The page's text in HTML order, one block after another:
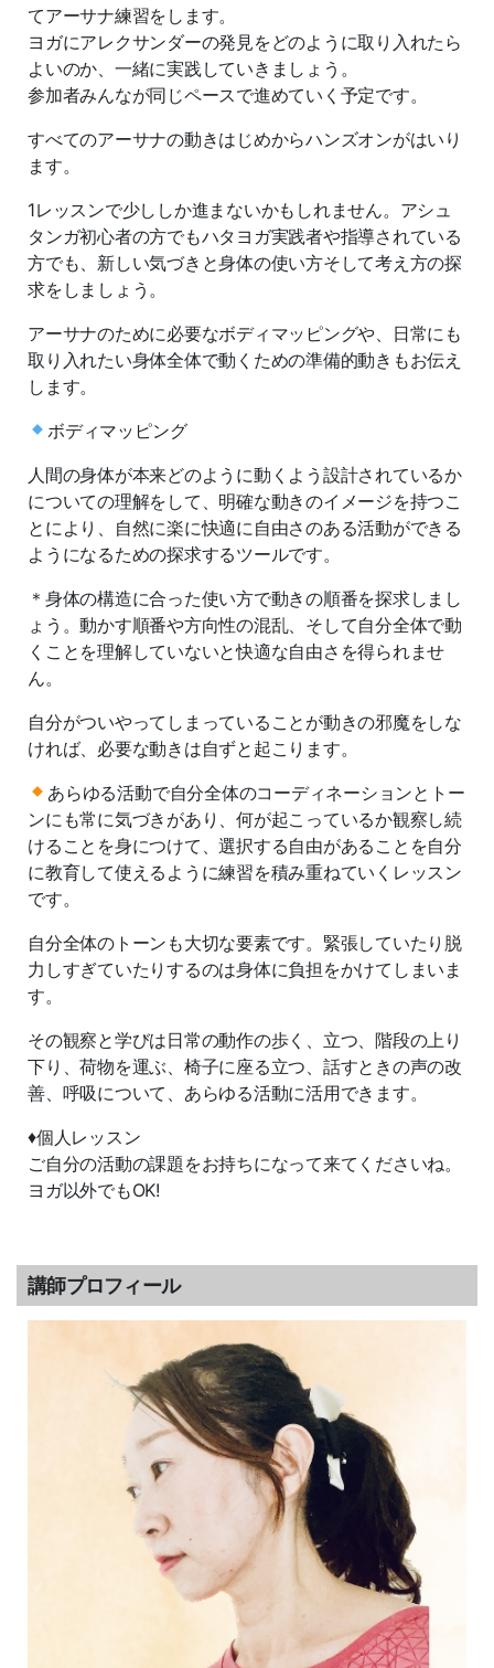
てアーサナ練習をします。
ヨガにアレクサンダーの発見をどのように取り入れたら
よいのか、一緒に実践していきましょう。
参加者みんなが同じペースで進めていく予定です。
すべてのアーサナの動きはじめからハンズオンがはいり
ます。
1レッスンで少ししか進まないかもしれません。アシュ
タンガ初心者の方でもハタヨガ実践者や指導されている
方でも、新しい気づきと身体の使い方そして考え方の探
求をしましょう。
アーサナのために必要なボディマッピングや、日常にも
取り入れたい身体全体で動くための準備的動きもお伝え
します。
ボディマッピング
人間の身体が本来どのように動くよう設計されているか
についての理解をして、明確な動きのイメージを持つこ
とにより、自然に楽に快適に自由さのある活動ができる
ようになるための探求するツールです。
＊身体の構造に合った使い方で動きの順番を探求しまし
ょう。動かす順番や方向性の混乱、そして自分全体で動
くことを理解していないと快適な自由さを得られませ
ん。
自分がついやってしまっていることが動きの邪魔をしな
ければ、必要な動きは自ずと起こります。
あらゆる活動で自分全体のコーディネーションとトー
ンにも常に気づきがあり、何が起こっているか観察し続
けることを身につけて、選択する自由があることを自分
に教育して使えるように練習を積み重ねていくレッスン
です。
自分全体のトーンも大切な要素です。緊張していたり脱
力しすぎていたりするのは身体に負担をかけてしまいま
す。
その観察と学びは日常の動作の歩く、立つ、階段の上り
下り、荷物を運ぶ、椅子に座る立つ、話すときの声の改
善、呼吸について、あらゆる活動に活用できます。
♦️個人レッスン
ご自分の活動の課題をお持ちになって来てくださいね。
ヨガ以外でもOK!
講師プロフィール